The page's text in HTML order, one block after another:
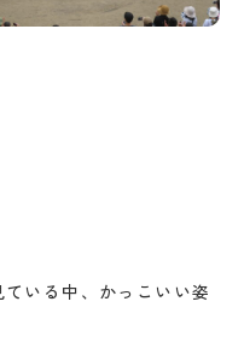
いる中、かっこいい姿